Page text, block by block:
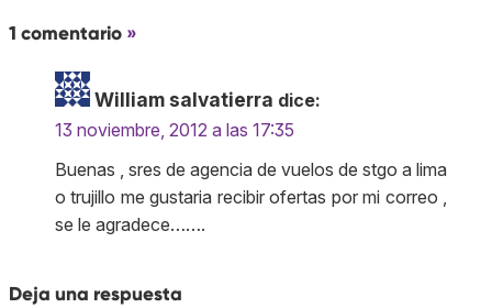
1 comentario »
William salvatierra dice:
13 noviembre, 2012 a las 17:35
Buenas , sres de agencia de vuelos de stgo a lima
o trujillo me gustaria recibir ofertas por mi correo ,
se le agradece…….
Deja una respuesta